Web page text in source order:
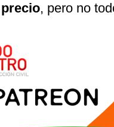
, pero no